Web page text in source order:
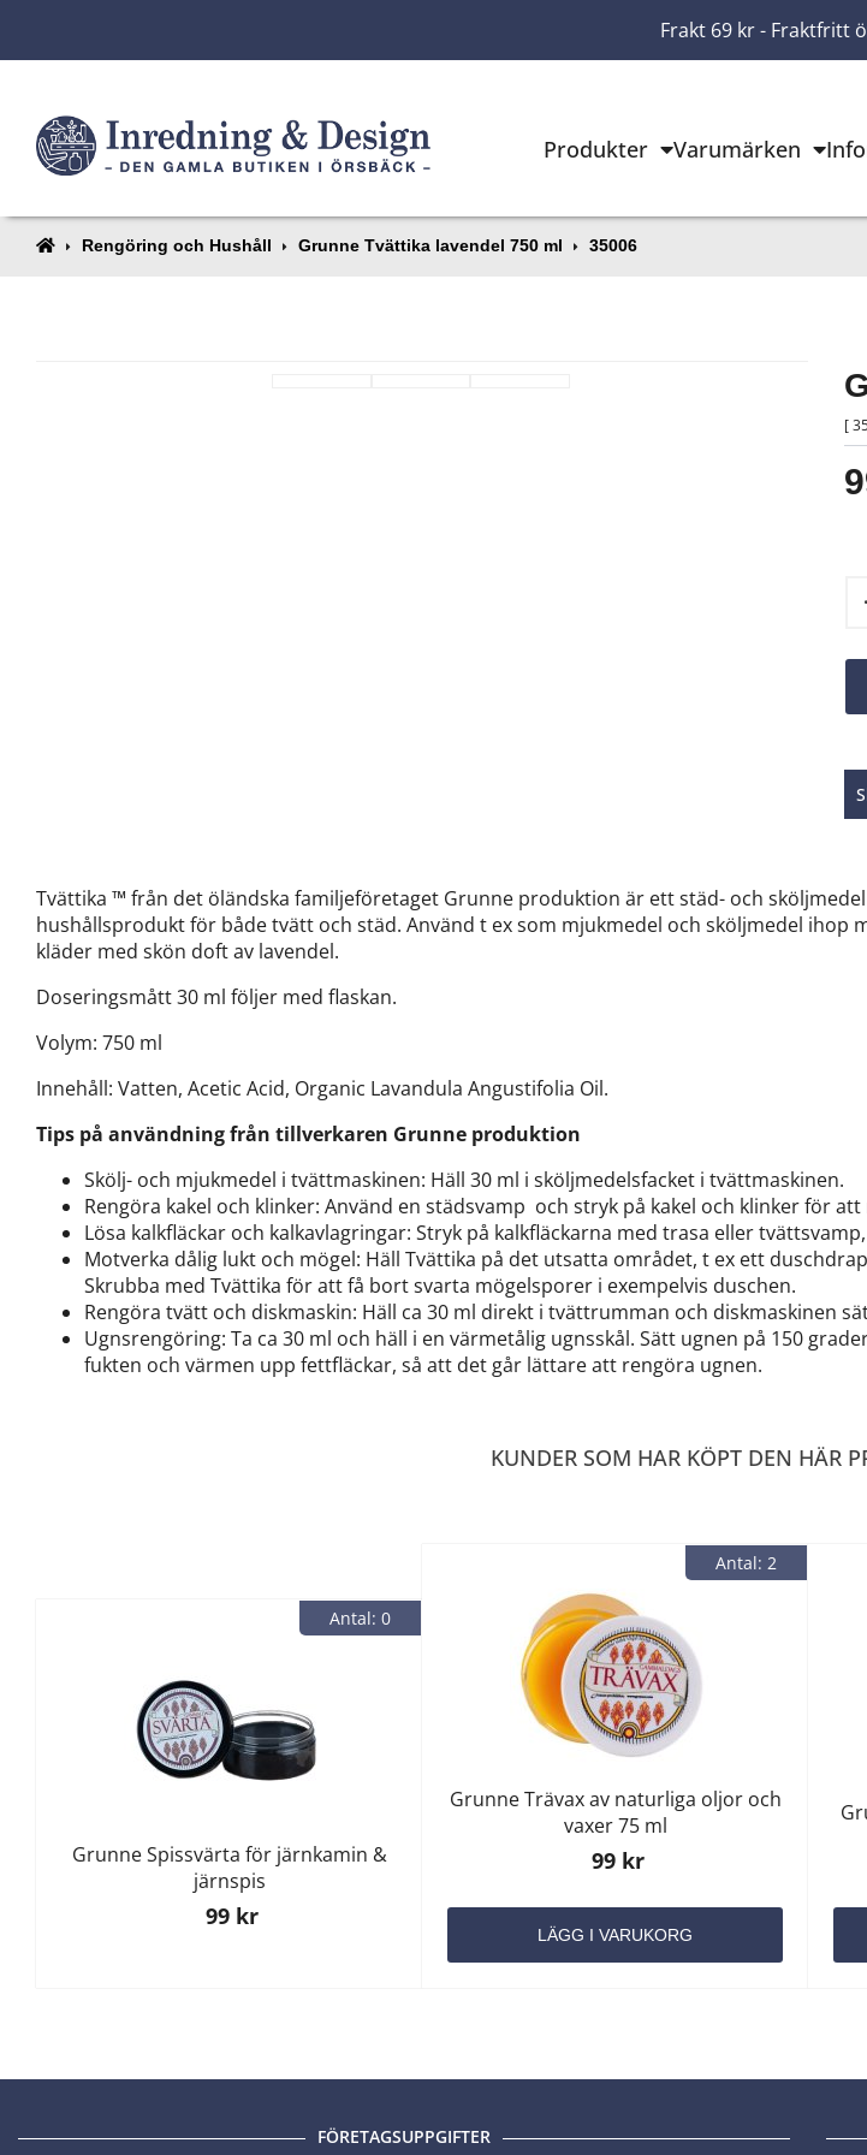
Frakt 69 kr - Fraktfritt
Produkter Varumärken
Rengöring och Hushåll Grunne Tvättika lavendel 750 ml 35006
[
Tvättika ™ från det öländska familjeföretaget Grunne produktion är ett städ- och
hushållsprodukt för både tvätt och städ. Använd t ex som mjukmedel och sköljmedel
kläder med skön doft av lavendel.
Doseringsmått 30 ml följer med flaskan.
Volym: 750 ml
Innehåll: Vatten, Acetic Acid, Organic Lavandula Angustifolia Oil.
Tips på användning från tillverkaren Grunne produktion
Skölj- och mjukmedel i tvättmaskinen: Häll 30 ml i sköljmedelsfacket i tvättmaskinen.
Rengöra kakel och klinker: Använd en städsvamp och stryk på kakel och klinker för
Lösa kalkfläckar och kalkavlagringar: Stryk på kalkfläckarna med trasa eller
Motverka dålig lukt och mögel: Häll Tvättika på det utsatta området, t ex ett
Skrubba med Tvättika för att få bort svarta mögelsporer i exempelvis duschen.
Rengöra tvätt och diskmaskin: Häll ca 30 ml direkt i tvättrumman och diskmaskinen
Ugnsrengöring: Ta ca 30 ml och häll i en värmetålig ugnsskål. Sätt ugnen på 150
fukten och värmen upp fettfläckar, så att det går lättare att rengöra ugnen.
KUNDER SOM HAR KÖPT DEN HÄR
Antal: 0
Grunne Spissvärta för järnkamin &
järnspis
99 kr
Antal: 2
Grunne Trävax av naturliga oljor och
vaxer 75 ml
99 kr
LÄGG I VARUKORG
FÖRETAGSUPPGIFTER